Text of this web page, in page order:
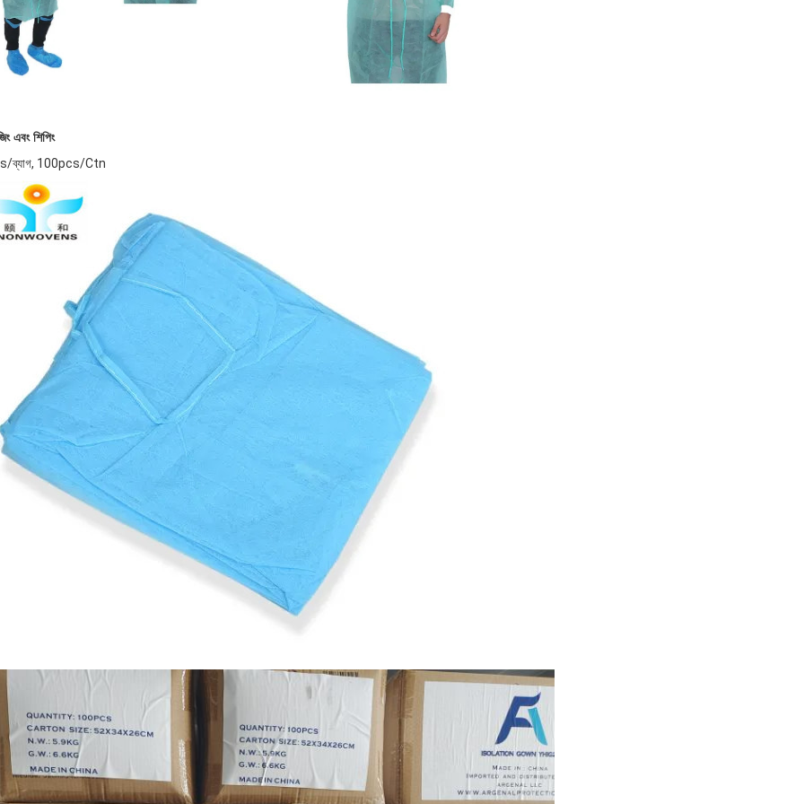
এবং শিপিং
ব্যাগ, 100pcs/Ctn